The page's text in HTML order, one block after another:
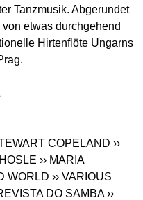
Tanzmusik. Abgerundet
etwas durchgehend
Hirtenflöte Ungarns
COPELAND ››
›› MARIA
WORLD ›› VARIOUS
DO SAMBA ››